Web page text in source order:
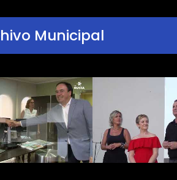
Municipal